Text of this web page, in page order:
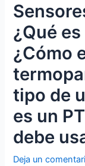
¿Qué
¿Cómo
tipo de
es un
debe
Deja un